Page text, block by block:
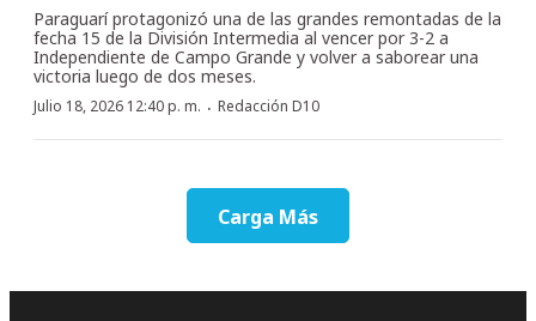
Paraguarí protagonizó una de las grandes remontadas de la
fecha 15 de la División Intermedia al vencer por 3-2 a
Independiente de Campo Grande y volver a saborear una
victoria luego de dos meses.
Julio 18, 2026 12:40 p. m. · Redacción D10
Carga Más